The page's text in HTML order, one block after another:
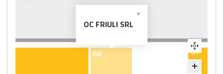
OC FRIULI SRL